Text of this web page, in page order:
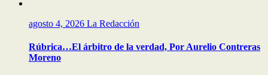
agosto 4, 2026 La Redacción
Rúbrica…El árbitro de la verdad, Por Aurelio Contreras
Moreno